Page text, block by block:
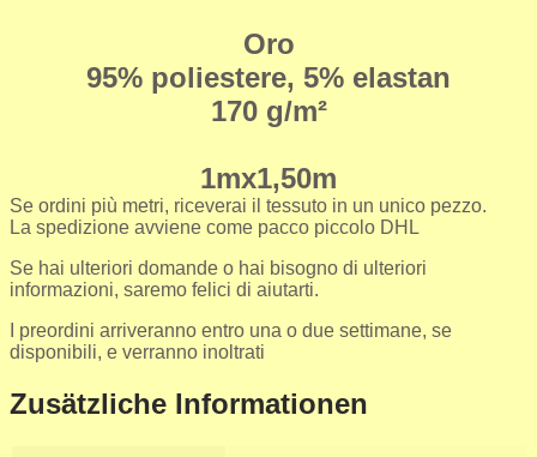
Oro
95% poliestere, 5% elastan
170 g/m²
1mx1,50m
Se ordini più metri, riceverai il tessuto in un unico pezzo.
La spedizione avviene come pacco piccolo DHL
Se hai ulteriori domande o hai bisogno di ulteriori
informazioni, saremo felici di aiutarti.
I preordini arriveranno entro una o due settimane, se
disponibili, e verranno inoltrati
Zusätzliche Informationen